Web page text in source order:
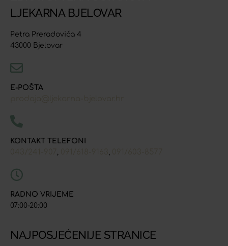
LJEKARNA BJELOVAR
Petra Preradovića 4
43000 Bjelovar
E-POŠTA
KONTAKT TELEFONI
, ,
RADNO VRIJEME
07:00-20:00
NAJPOSJEĆENIJE STRANICE